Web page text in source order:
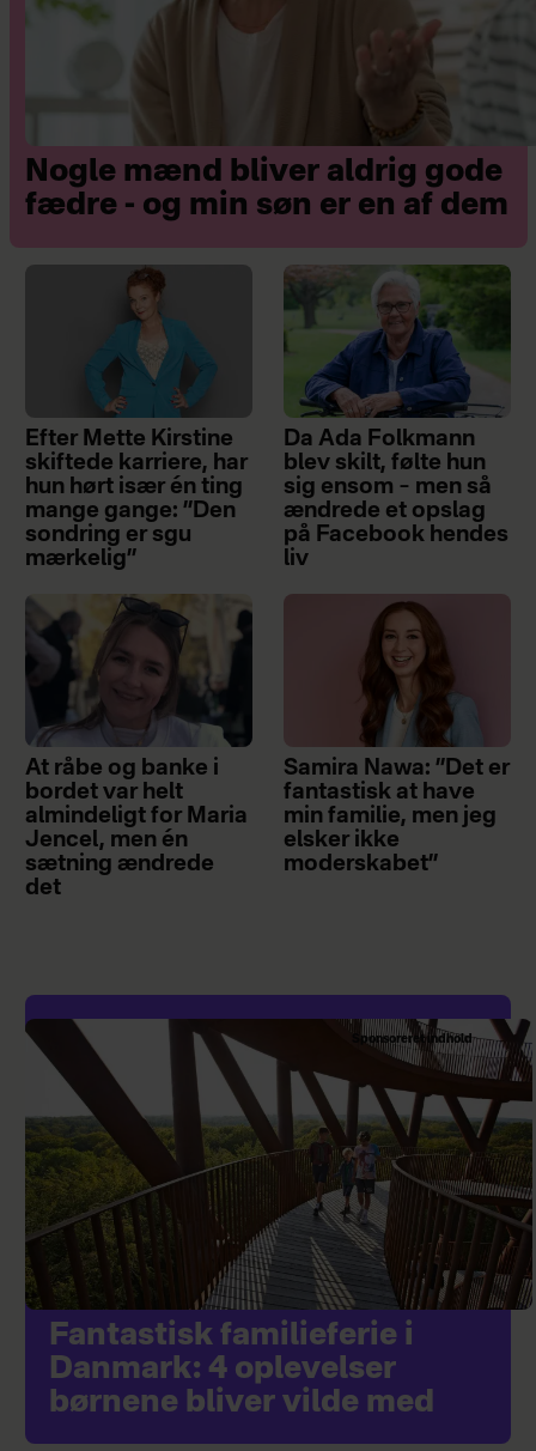
Nogle mænd bliver aldrig gode
fædre - og min søn er en af dem
Efter Mette Kirstine
skiftede karriere, har
hun hørt især én ting
mange gange: ”Den
sondring er sgu
mærkelig”
Da Ada Folkmann
blev skilt, følte hun
sig ensom – men så
ændrede et opslag
på Facebook hendes
liv
At råbe og banke i
bordet var helt
almindeligt for Maria
Jencel, men én
sætning ændrede
det
Samira Nawa: ”Det er
fantastisk at have
min familie, men jeg
elsker ikke
moderskabet”
Sponsoreret indhold
Fantastisk familieferie i
Danmark: 4 oplevelser
børnene bliver vilde med